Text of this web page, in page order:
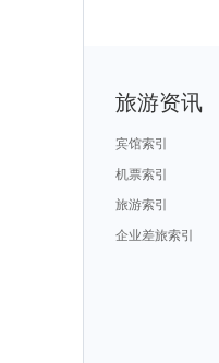
旅游资讯
宾馆索引
机票索引
旅游索引
企业差旅索引